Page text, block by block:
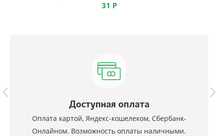
31 Р
Доступная оплата
Оплата картой, Яндекс-кошелеком, Сбербанк-
Онлайном. Возможность оплаты наличными.